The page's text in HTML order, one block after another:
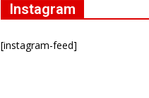
Instagram
[instagram-feed]